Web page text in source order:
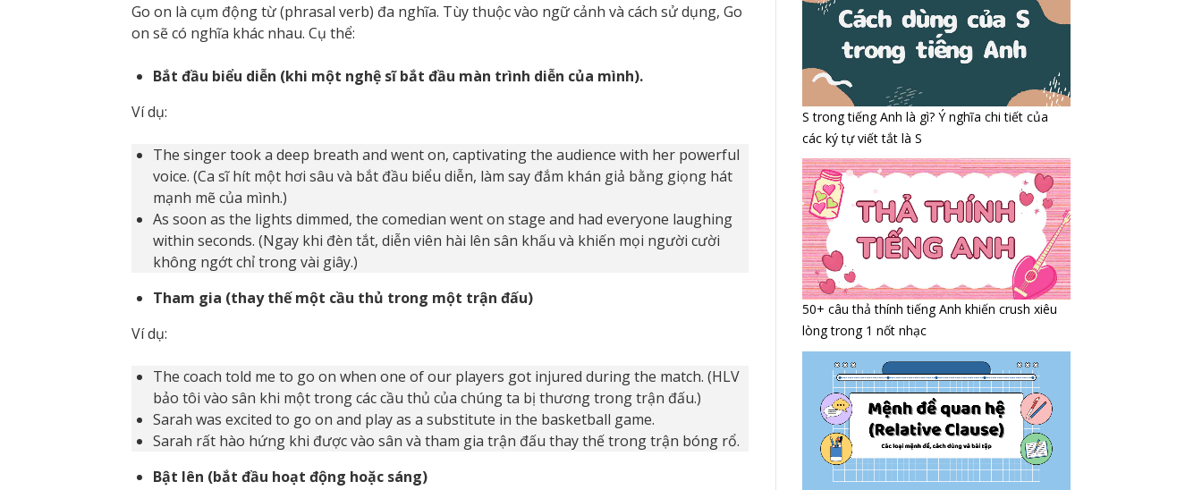
Go on là cụm động từ (phrasal verb) đa nghĩa. Tùy thuộc vào ngữ cảnh và cách sử dụng, Go
on sẽ có nghĩa khác nhau. Cụ thể:
Bắt đầu biểu diễn (khi một nghệ sĩ bắt đầu màn trình diễn của mình).
Ví dụ:
The singer took a deep breath and went on, captivating the audience with her powerful
voice. (Ca sĩ hít một hơi sâu và bắt đầu biểu diễn, làm say đắm khán giả bằng giọng hát
mạnh mẽ của mình.)
As soon as the lights dimmed, the comedian went on stage and had everyone laughing
within seconds. (Ngay khi đèn tắt, diễn viên hài lên sân khấu và khiến mọi người cười
không ngớt chỉ trong vài giây.)
Tham gia (thay thế một cầu thủ trong một trận đấu)
Ví dụ:
The coach told me to go on when one of our players got injured during the match. (HLV
bảo tôi vào sân khi một trong các cầu thủ của chúng ta bị thương trong trận đấu.)
Sarah was excited to go on and play as a substitute in the basketball game.
Sarah rất hào hứng khi được vào sân và tham gia trận đấu thay thế trong trận bóng rổ.
Bật lên (bắt đầu hoạt động hoặc sáng)
S trong tiếng Anh là gì? Ý nghĩa chi tiết của
các ký tự viết tắt là S
50+ câu thả thính tiếng Anh khiến crush xiêu
lòng trong 1 nốt nhạc